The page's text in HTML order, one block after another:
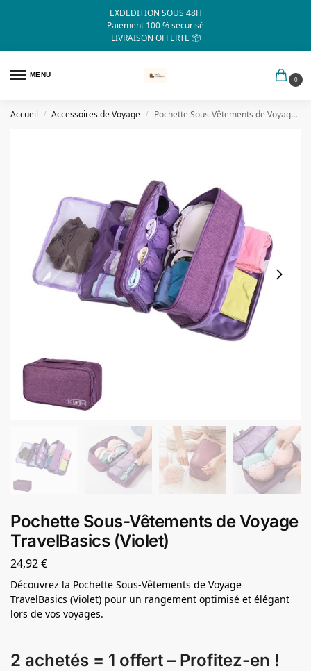
EXDEDITION SOUS 48H
Paiement 100 % sécurisé
LIVRAISON OFFERTE 📦
MENU
0
Accueil / Accessoires de Voyage / Pochette Sous-Vêtements de Voyage TravelBasics (Violet)
Pochette Sous-Vêtements de Voyage
TravelBasics (Violet)
24,92€
Découvrez la Pochette Sous-Vêtements de Voyage
TravelBasics (Violet) pour un rangement optimisé et élégant
lors de vos voyages.
2 achetés = 1 offert – Profitez-en !